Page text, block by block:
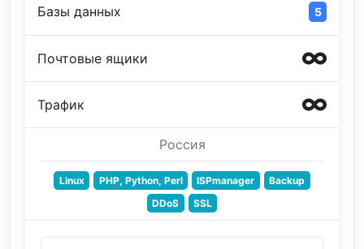
Базы данных 5
Почтовые ящики
Трафик
Россия
Linux PHP, Python, Perl ISPmanager
Backup
DDoS
SSL